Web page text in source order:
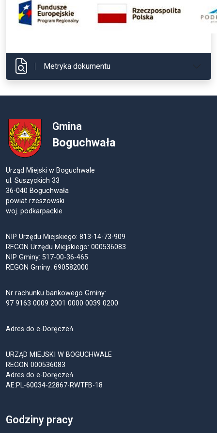
Metryka dokumentu
Gmina
Boguchwała
Urząd Miejski w Boguchwale
ul. Suszyckich 33
36-040 Boguchwała
powiat rzeszowski
woj. podkarpackie
NIP Urzędu Miejskiego: 813-14-73-909
REGON Urzędu Miejskiego: 000536083
NIP Gminy: 517-00-36-465
REGON Gminy: 690582000
Nr rachunku bankowego Gminy:
97 9163 0009 2001 0000 0039 0200
Adres do e-Doręczeń
URZĄD MIEJSKI W BOGUCHWALE
REGON 000536083
Adres do e-Doręczeń
AE:PL-60034-22867-RWTFB-18
Godziny pracy